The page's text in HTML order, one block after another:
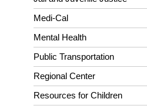
Medi-Cal
Mental Health
Public Transportation
Regional Center
Resources for Children